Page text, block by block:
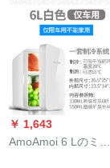
￥ 1,643
AmoAmoi 6 Lのミニ